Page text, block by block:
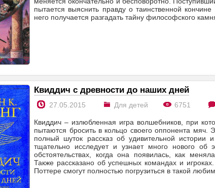
пытается выяснить правду о таинственной
него получается разгадать тайну философского
Квиддич с древности до наших дней
27.05.2015 Для детей 6751
Квиддич – излюбленная игра волшебников, при
пытаются бросить в кольцо своего оппонента мяч.
полный шуток рассказ об удивительной истории
тщательно исследует и узнает много нового об
обстоятельствах, когда она появилась, как
Также рассказано об успешных командах и
Поттере смогут полностью погрузиться в такой